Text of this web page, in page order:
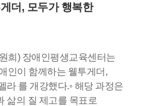
더, 모두가 행복한
희) 장애인평생교육센터는
인이 함께하는 웰투게더,
라 를 개강했다.◦ 해당 과정은
삶의 질 제고를 목표로